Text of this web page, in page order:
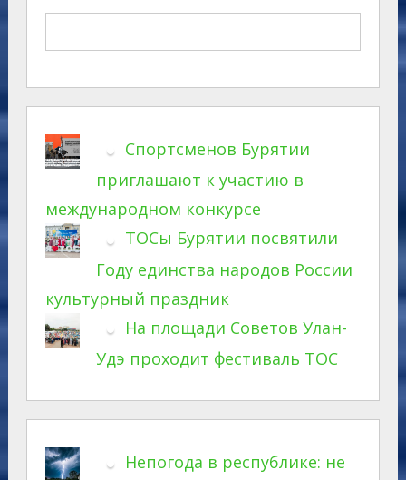
Спортсменов Бурятии
приглашают к участию в
международном конкурсе
ТОСы Бурятии посвятили
Году единства народов России
культурный праздник
На площади Советов Улан-
Удэ проходит фестиваль ТОС
Непогода в республике: не